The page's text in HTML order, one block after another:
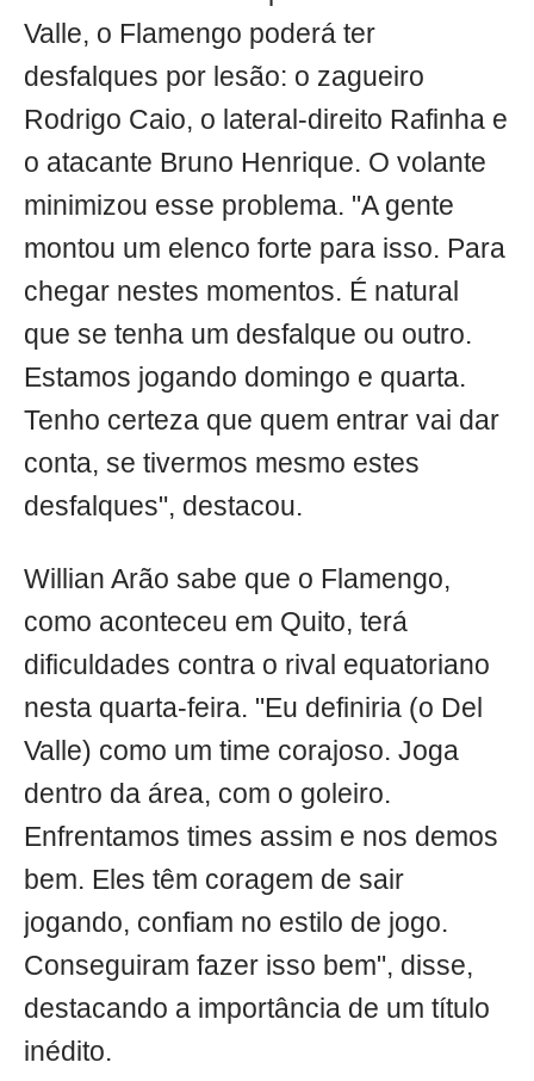
Valle, o Flamengo poderá ter
desfalques por lesão: o zagueiro
Rodrigo Caio, o lateral-direito Rafinha e
o atacante Bruno Henrique. O volante
minimizou esse problema. "A gente
montou um elenco forte para isso. Para
chegar nestes momentos. É natural
que se tenha um desfalque ou outro.
Estamos jogando domingo e quarta.
Tenho certeza que quem entrar vai dar
conta, se tivermos mesmo estes
desfalques", destacou.
Willian Arão sabe que o Flamengo,
como aconteceu em Quito, terá
dificuldades contra o rival equatoriano
nesta quarta-feira. "Eu definiria (o Del
Valle) como um time corajoso. Joga
dentro da área, com o goleiro.
Enfrentamos times assim e nos demos
bem. Eles têm coragem de sair
jogando, confiam no estilo de jogo.
Conseguiram fazer isso bem", disse,
destacando a importância de um título
inédito.